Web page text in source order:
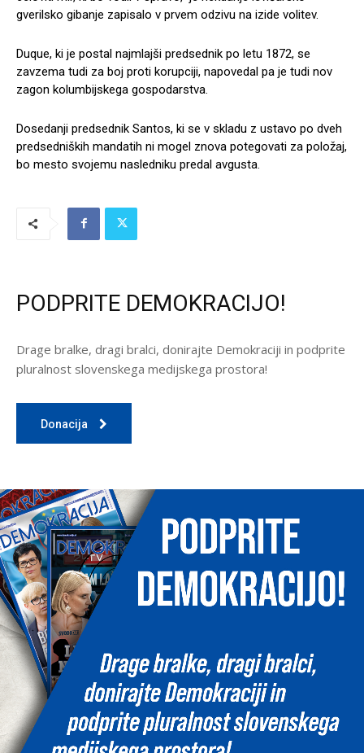
gverilsko gibanje zapisalo v prvem odzivu na izide volitev.
Duque, ki je postal najmlajši predsednik po letu 1872, se
zavzema tudi za boj proti korupciji, napovedal pa je tudi nov
zagon kolumbijskega gospodarstva.
Dosedanji predsednik Santos, ki se v skladu z ustavo po dveh
predsedniških mandatih ni mogel znova potegovati za položaj,
bo mesto svojemu nasledniku predal avgusta.
PODPRITE DEMOKRACIJO!
Drage bralke, dragi bralci, donirajte Demokraciji in podprite
pluralnost slovenskega medijskega prostora!
Donacija